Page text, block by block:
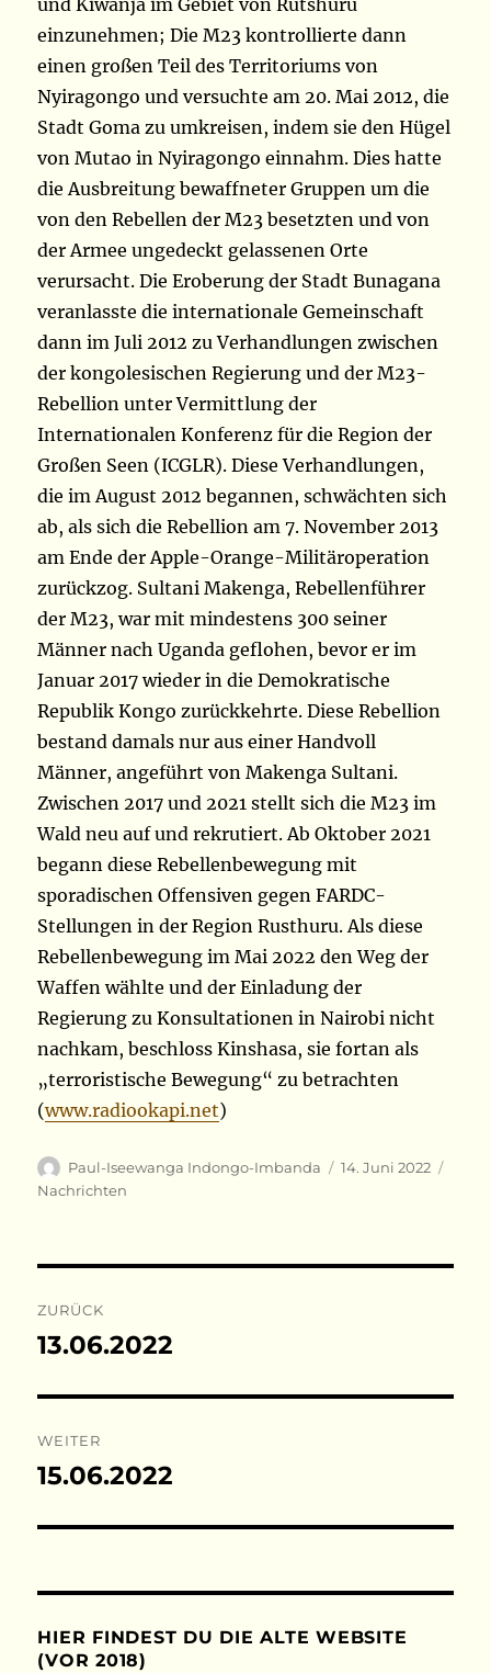
und Kiwanja im Gebiet von Rutshuru
einzunehmen; Die M23 kontrollierte dann
einen großen Teil des Territoriums von
Nyiragongo und versuchte am 20. Mai 2012, die
Stadt Goma zu umkreisen, indem sie den Hügel
von Mutao in Nyiragongo einnahm. Dies hatte
die Ausbreitung bewaffneter Gruppen um die
von den Rebellen der M23 besetzten und von
der Armee ungedeckt gelassenen Orte
verursacht. Die Eroberung der Stadt Bunagana
veranlasste die internationale Gemeinschaft
dann im Juli 2012 zu Verhandlungen zwischen
der kongolesischen Regierung und der M23-
Rebellion unter Vermittlung der
Internationalen Konferenz für die Region der
Großen Seen (ICGLR). Diese Verhandlungen,
die im August 2012 begannen, schwächten sich
ab, als sich die Rebellion am 7. November 2013
am Ende der Apple-Orange-Militäroperation
zurückzog. Sultani Makenga, Rebellenführer
der M23, war mit mindestens 300 seiner
Männer nach Uganda geflohen, bevor er im
Januar 2017 wieder in die Demokratische
Republik Kongo zurückkehrte. Diese Rebellion
bestand damals nur aus einer Handvoll
Männer, angeführt von Makenga Sultani.
Zwischen 2017 und 2021 stellt sich die M23 im
Wald neu auf und rekrutiert. Ab Oktober 2021
begann diese Rebellenbewegung mit
sporadischen Offensiven gegen FARDC-
Stellungen in der Region Rusthuru. Als diese
Rebellenbewegung im Mai 2022 den Weg der
Waffen wählte und der Einladung der
Regierung zu Konsultationen in Nairobi nicht
nachkam, beschloss Kinshasa, sie fortan als
„terroristische Bewegung“ zu betrachten
(www.radiookapi.net)
Autor
Paul-Iseewanga Indongo-Imbanda
Veröffentlicht
14. Juni 2022
Nachrichten
ZURÜCK
Vorheriger
13.06.2022
WEITER
Nächster
15.06.2022
HIER FINDEST DU DIE ALTE WEBSITE
(VOR 2018)